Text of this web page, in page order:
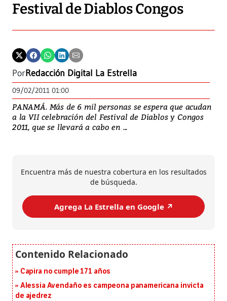
Festival de Diablos Congos
PorRedacción Digital La Estrella
09/02/2011 01:00
PANAMÁ. Más de 6 mil personas se espera que acudan
a la VII celebración del Festival de Diablos y Congos
2011, que se llevará a cabo en ...
Encuentra más de nuestra cobertura en los resultados
de búsqueda.
Agrega La Estrella en Google ↗️
Capira no cumple 171 años
Alessia Avendaño es campeona panamericana invicta
de ajedrez